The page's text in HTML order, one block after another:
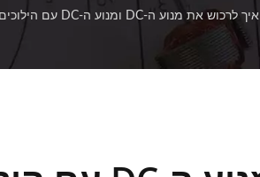
איך לרכוש את מנוע ה-DC ומנוע ה-DC עם הילוכים?